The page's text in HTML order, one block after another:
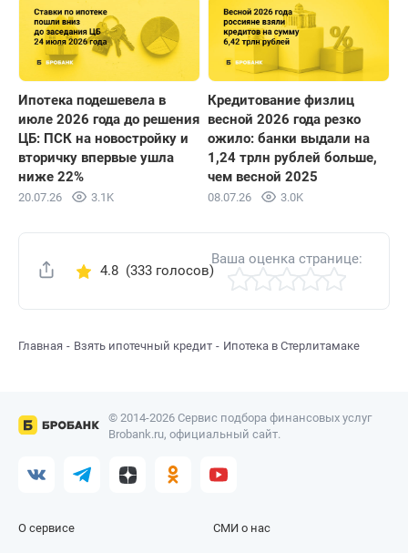
Ипотека подешевела в
июле 2026 года до решения
ЦБ: ПСК на новостройку и
вторичку впервые ушла
ниже 22%
20.07.26 3.1K
Кредитование физлиц
весной 2026 года резко
ожило: банки выдали на
1,24 трлн рублей больше,
чем весной 2025
08.07.26 3.0K
Поделиться
4.8(333 голосов)
Ваша оценка странице:
Главная Взять ипотечный кредит Ипотека в Стерлитамаке
© 2014-2026 Сервис подбора финансовых услуг
Brobank.ru, официальный сайт.
О сервисе СМИ о нас